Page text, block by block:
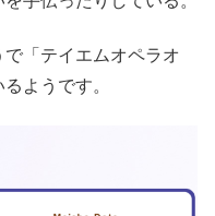
「テイエムオペラオ
ようです。